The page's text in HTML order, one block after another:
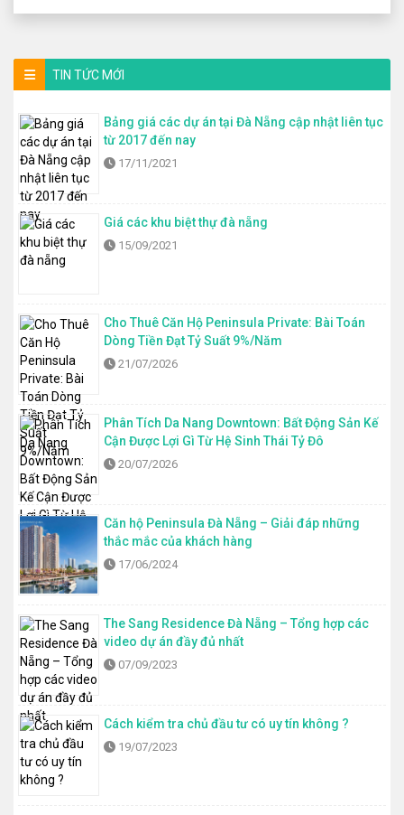
TIN TỨC MỚI
Bảng giá các dự án tại Đà Nẵng cập nhật liên tục
từ 2017 đến nay
17/11/2021
Giá các khu biệt thự đà nẵng
15/09/2021
Cho Thuê Căn Hộ Peninsula Private: Bài Toán
Dòng Tiền Đạt Tỷ Suất 9%/Năm
21/07/2026
Phân Tích Da Nang Downtown: Bất Động Sản Kế
Cận Được Lợi Gì Từ Hệ Sinh Thái Tỷ Đô
20/07/2026
Căn hộ Peninsula Đà Nẵng – Giải đáp những
thắc mắc của khách hàng
17/06/2024
The Sang Residence Đà Nẵng – Tổng hợp các
video dự án đầy đủ nhất
07/09/2023
Cách kiểm tra chủ đầu tư có uy tín không ?
19/07/2023